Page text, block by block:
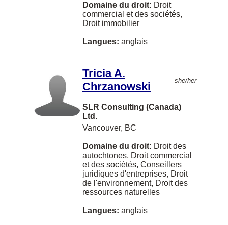
St. Albert
Cochrane
Cranbrook
Gatineau
Goderich
Ladysmith
Lethbridge
Maple Ridge
Moose Jaw
Domaine du droit: Droit
commercial et des sociétés,
Droit immobilier
Langues: anglais
Tricia A.
Chrzanowski
she/her
SLR Consulting (Canada)
Ltd.
Vancouver, BC
Domaine du droit: Droit des
autochtones, Droit commercial
et des sociétés, Conseillers
juridiques d'entreprises, Droit
de l'environnement, Droit des
ressources naturelles
Langues: anglais